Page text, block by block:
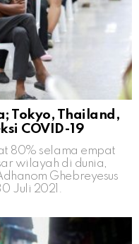
Tokyo, Thailand,
COVID-19
80% selama empat
wilayah di dunia,
Ghebreyesus
Juli 2021.